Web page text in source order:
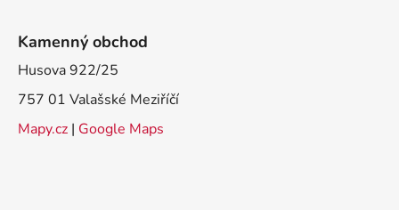
Kamenný obchod
Husova 922/25
757 01 Valašské Meziříčí
Mapy.cz | Google Maps